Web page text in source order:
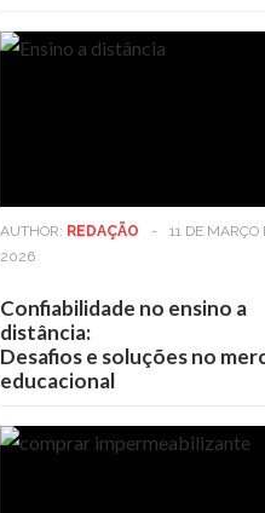
AUTHOR: REDAÇÃO -
11 DE MARÇO
2026
Confiabilidade no ensino a
distância:
Desafios e soluções no
educacional